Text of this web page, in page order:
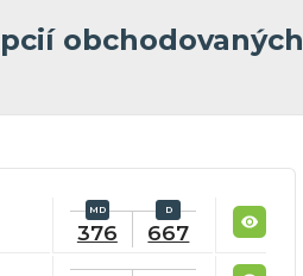
obchodovaných
376 667